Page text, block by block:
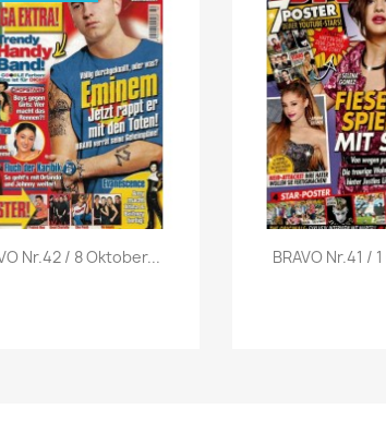
Vorschau
Nr.42 / 8 Oktober... 
BRAVO Nr.41 /